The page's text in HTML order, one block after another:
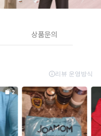
상품문의